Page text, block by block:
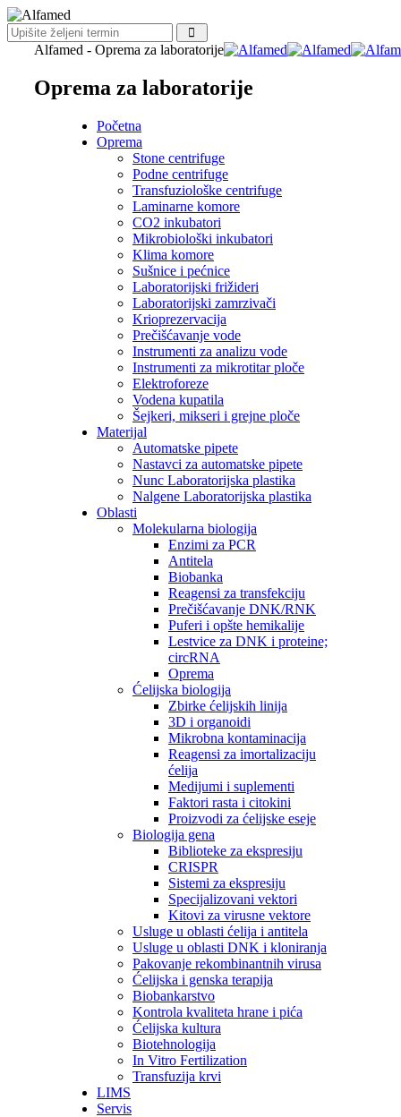
Alfamed - Oprema za laboratorije
Oprema za laboratorije
Početna
Oprema
Stone centrifuge
Podne centrifuge
Transfuziološke centrifuge
Laminarne komore
CO2 inkubatori
Mikrobiološki inkubatori
Klima komore
Sušnice i pećnice
Laboratorijski frižideri
Laboratorijski zamrzivači
Krioprezervacija
Prečišćavanje vode
Instrumenti za analizu vode
Instrumenti za mikrotitar ploče
Elektroforeze
Vodena kupatila
Šejkeri, mikseri i grejne ploče
Materijal
Automatske pipete
Nastavci za automatske pipete
Nunc Laboratorijska plastika
Nalgene Laboratorijska plastika
Oblasti
Molekularna biologija
Enzimi za PCR
Antitela
Biobanka
Reagensi za transfekciju
Prečišćavanje DNK/RNK
Puferi i opšte hemikalije
Lestvice za DNK i proteine;
circRNA
Oprema
Ćelijska biologija
Zbirke ćelijskih linija
3D i organoidi
Mikrobna kontaminacija
Reagensi za imortalizaciju
ćelija
Medijumi i suplementi
Faktori rasta i citokini
Proizvodi za ćelijske eseje
Biologija gena
Biblioteke za ekspresiju
CRISPR
Sistemi za ekspresiju
Specijalizovani vektori
Kitovi za virusne vektore
Usluge u oblasti ćelija i antitela
Usluge u oblasti DNK i kloniranja
Pakovanje rekombinantnih virusa
Ćelijska i genska terapija
Biobankarstvo
Kontrola kvaliteta hrane i pića
Ćelijska kultura
Biotehnologija
In Vitro Fertilization
Transfuzija krvi
LIMS
Servis